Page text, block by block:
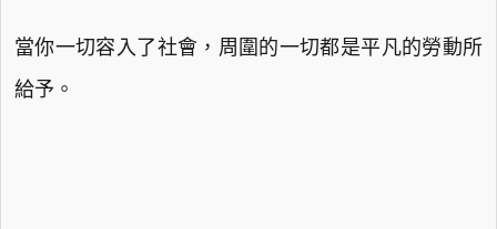
當你一切容入了社會，周圍的一切都是平凡的勞動所
給予。